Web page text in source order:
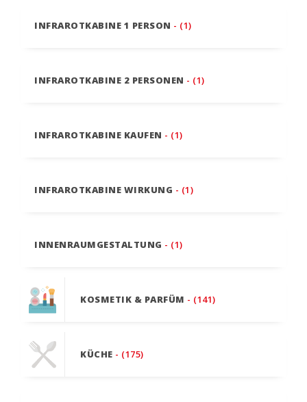
INFRAROTKABINE 1 PERSON - (1)
INFRAROTKABINE 2 PERSONEN - (1)
INFRAROTKABINE KAUFEN - (1)
INFRAROTKABINE WIRKUNG - (1)
INNENRAUMGESTALTUNG - (1)
KOSMETIK & PARFÜM - (141)
KÜCHE - (175)